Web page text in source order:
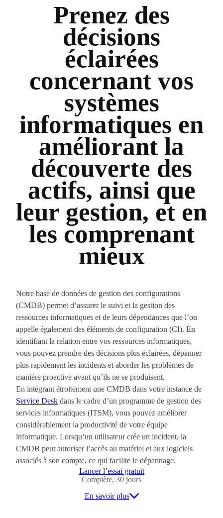
Prenez des
décisions
éclairées
concernant vos
systèmes
informatiques en
améliorant la
découverte des
actifs, ainsi que
leur gestion, et en
les comprenant
mieux
Notre base de données de gestion des configurations
(CMDB) permet d’assurer le suivi et la gestion des
ressources informatiques et de leurs dépendances que l’on
appelle également des éléments de configuration (CI). En
identifiant la relation entre vos ressources informatiques,
vous pouvez prendre des décisions plus éclairées, dépanner
plus rapidement les incidents et aborder les problèmes de
manière proactive avant qu’ils ne se produisent.
En intégrant étroitement une CMDB dans votre instance de
Service Desk dans le cadre d’un programme de gestion des
services informatiques (ITSM), vous pouvez améliorer
considérablement la productivité de votre équipe
informatique. Lorsqu’un utilisateur crée un incident, la
CMDB peut autoriser l’accès au matériel et aux logiciels
associés à son compte, ce qui facilite le dépannage.
Lancer l’essai gratuit
Complète, 30 jours
En savoir plus